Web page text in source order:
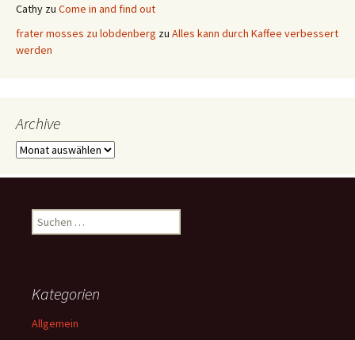
Cathy zu Come in and find out
frater mosses zu lobdenberg zu Alles kann durch Kaffee verbessert
werden
Archive
Archive
Suchen
nach:
Kategorien
Allgemein